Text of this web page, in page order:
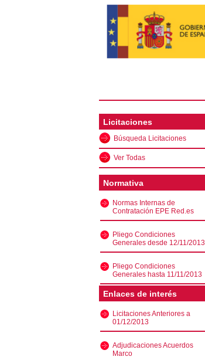
Licitaciones
Búsqueda Licitaciones
Ver Todas
Normativa
Normas Internas de
Contratación EPE Red.es
Pliego Condiciones
Generales desde 12/11/2013
Pliego Condiciones
Generales hasta 11/11/2013
Enlaces de interés
Licitaciones Anteriores a
01/12/2013
Adjudicaciones Acuerdos
Marco